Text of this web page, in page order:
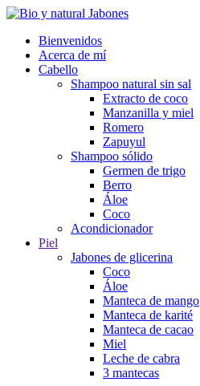
Bienvenidos
Acerca de mí
Cabello
Shampoo natural sin sal
Extracto de coco
Manzanilla y miel
Romero
Zapuyul
Shampoo sólido
Germen de trigo
Berro
Áloe
Coco
Acondicionador
Piel
Jabones de glicerina
Coco
Áloe
Manteca de mango
Manteca de karité
Manteca de cacao
Miel
Leche de cabra
3 mantecas